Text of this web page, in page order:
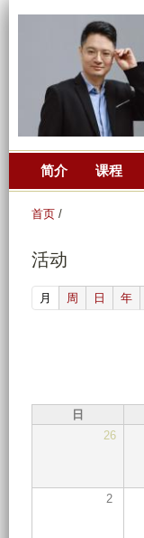
简介 课程
首页 /
活动
月 (active tab)
周 日 年
日
26
2